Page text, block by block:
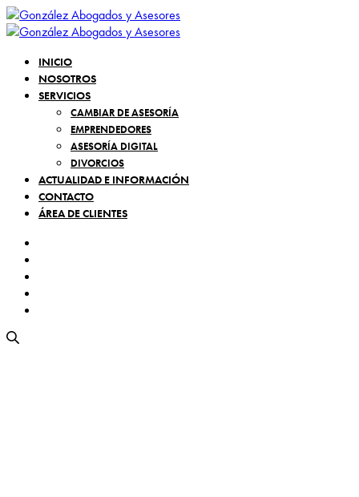
INICIO
NOSOTROS
SERVICIOS
CAMBIAR DE ASESORÍA
EMPRENDEDORES
ASESORÍA DIGITAL
DIVORCIOS
ACTUALIDAD E INFORMACIÓN
CONTACTO
ÁREA DE CLIENTES